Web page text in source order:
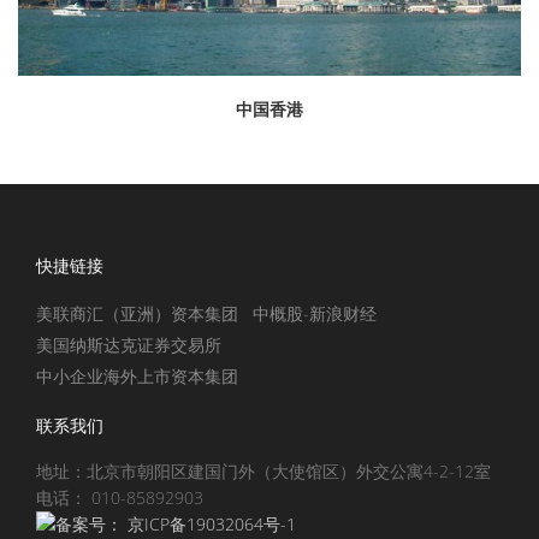
中国香港
快捷链接
美联商汇（亚洲）资本集团
中概股-新浪财经
美国纳斯达克证券交易所
中小企业海外上市资本集团
联系我们
地址：北京市朝阳区建国门外（大使馆区）外交公寓4-2-12室
电话： 010-85892903
备案号： 京ICP备19032064号-1